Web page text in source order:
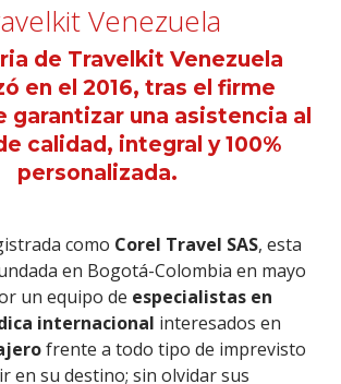
Venezuela
de Travelkit Venezuela
en el 2016, tras el firme
garantizar una asistencia al
calidad, integral y 100%
personalizada.
como Corel Travel SAS, esta
en Bogotá-Colombia en mayo
un equipo de especialistas en
internacional interesados en
frente a todo tipo de imprevisto
en su destino; sin olvidar sus